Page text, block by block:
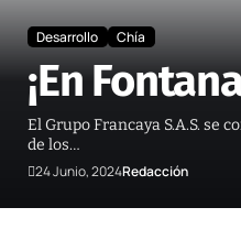
Desarrollo Chía
¡En
El Grupo Francaya S.A.S. se
de los…
24 Junio, 2024Redacción